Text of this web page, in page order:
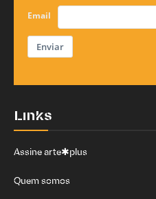
Email
Enviar
Links
Assine arte✱plus
Quem somos